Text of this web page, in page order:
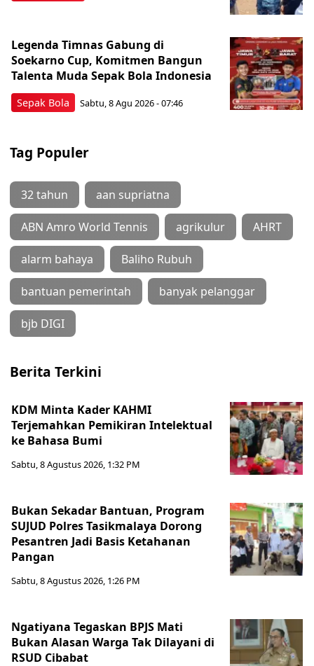
Sepak Bola
Legenda Timnas Gabung di
Soekarno Cup, Komitmen Bangun
Talenta Muda Sepak Bola Indonesia
Sabtu, 8 Agu 2026 - 07:46
Tag Populer
32 tahun aan supriatna
ABN Amro World Tennis agrikulur AHRT
alarm bahaya Baliho Rubuh
bantuan pemerintah banyak pelanggar
bjb DIGI
Berita Terkini
KDM Minta Kader KAHMI
Terjemahkan Pemikiran Intelektual
ke Bahasa Bumi
Sabtu, 8 Agustus 2026, 1:32 PM
Bukan Sekadar Bantuan, Program
SUJUD Polres Tasikmalaya Dorong
Pesantren Jadi Basis Ketahanan
Pangan
Sabtu, 8 Agustus 2026, 1:26 PM
Ngatiyana Tegaskan BPJS Mati
Bukan Alasan Warga Tak Dilayani di
RSUD Cibabat